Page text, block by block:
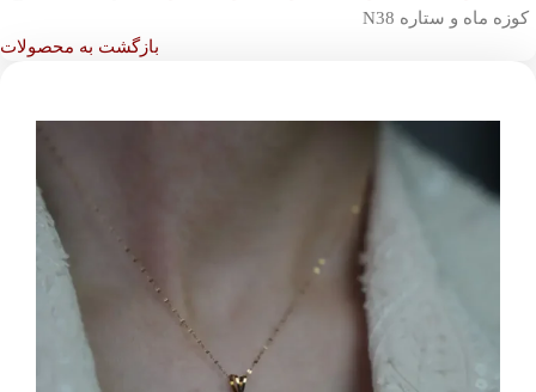
کوزه ماه و ستاره N38
بازگشت به محصولات